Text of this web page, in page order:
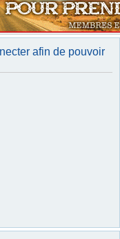
afin de pouvoir